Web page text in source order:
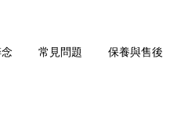
常見問題 保養與售後